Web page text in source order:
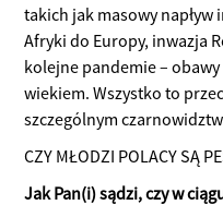
takich jak masowy
Afryki do Europy, inwazja
kolejne pandemie –
wiekiem. Wszystko to
szczególnym
CZY MŁODZI POLACY SĄ
Jak Pan(i) sądzi, czy w